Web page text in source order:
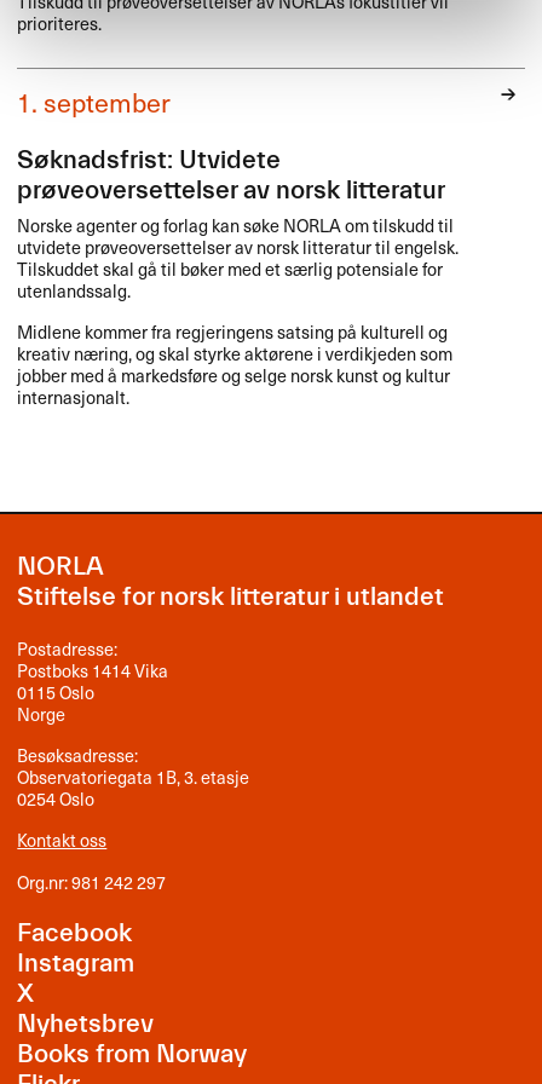
prioriteres.
1. september
Søknadsfrist: Utvidete
prøveoversettelser av norsk litteratur
Norske agenter og forlag kan søkeNORLAom tilskudd til
utvidete prøveoversettelser av norsk litteratur til engelsk.
Tilskuddet skal gå til bøker med et særlig potensiale for
utenlandssalg.
Midlene kommer fra regjeringens satsing på kulturell og
kreativ næring, og skal styrke aktørene i verdikjeden som
jobber med å markedsføre og selge norsk kunst og kultur
internasjonalt.
NORLA
Stiftelse for norsk litteratur i utlandet
Postadresse:
Postboks 1414 Vika
0115 Oslo
Norge
Besøksadresse:
Observatoriegata 1B, 3. etasje
0254 Oslo
Kontakt oss
Org.nr: 981 242 297
Facebook
Instagram
X
Nyhetsbrev
Books from Norway